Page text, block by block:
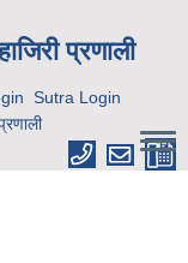
प्रणाली
Sutra Login